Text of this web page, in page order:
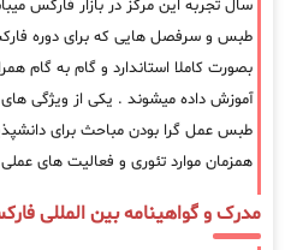
سال تجربه این مرکز در بازار فارکس
طبس و سرفصل هایی که برای دوره
بصورت کاملا استاندارد و گام به گام
آموزش داده میشوند . یکی از ویژگی
طبس عمل گرا بودن مباحث برای
همزمان موارد تئوری و فعالیت های عملی
مدرک و گواهینامه بین المللی